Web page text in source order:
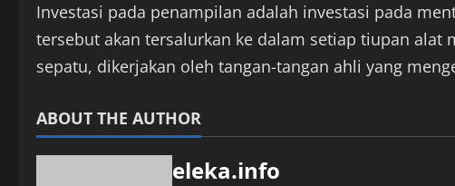
Investasi pada penampilan adalah investasi pada
tersebut akan tersalurkan ke dalam setiap tiupan alat
sepatu, dikerjakan oleh tangan-tangan ahli yang
ABOUT THE AUTHOR
eleka.info